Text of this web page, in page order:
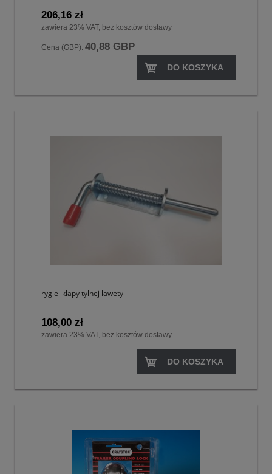
206,16 zł
zawiera 23% VAT, bez kosztów dostawy
Cena (GBP): 40,88 GBP
DO KOSZYKA
rygiel klapy tylnej lawety
108,00 zł
zawiera 23% VAT, bez kosztów dostawy
DO KOSZYKA